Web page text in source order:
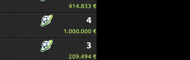
414.833 €
4
1.000.000 €
3
209.494 €